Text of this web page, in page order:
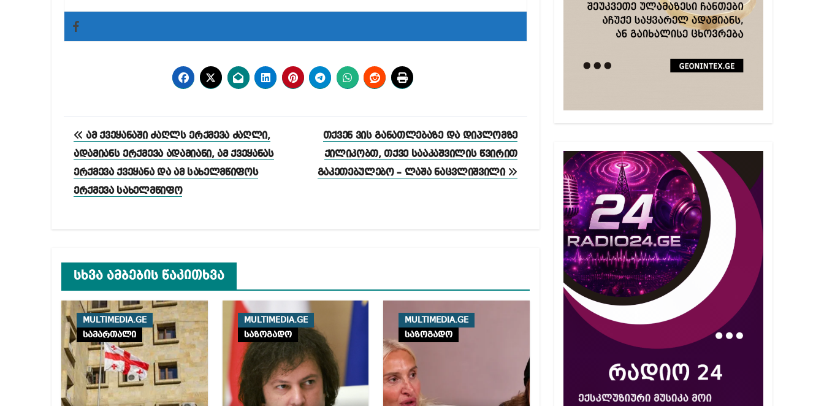
პოსტის
ნავიგაცია
ამ ქვეყანაში ძაღლს ერქმევა ძაღლი,
ადამიანს ერქმევა ადამიანი, ამ ქვეყანას
ერქმევა ქვეყანა და ამ სახელმწიფოს
ერქმევა სახელმწიფო
თქვენ ვის განათლებაზე და დიპლომზე
ქილიკობთ, თქვე სააკაშვილის წვირით
გაკეთებულებო – ლაშა ნაცვლიშვილი
სხვა ამბების წაკითხვა
MULTIMEDIA.GE
სამართალი
MULTIMEDIA.GE
საზოგადო
MULTIMEDIA.GE
საზოგადო